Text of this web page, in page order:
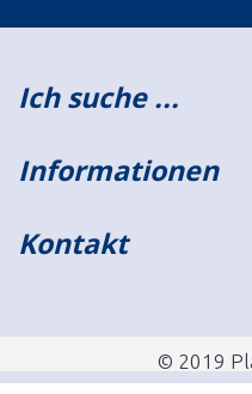
Ich suche ...
Informationen
Kontakt
© 2019